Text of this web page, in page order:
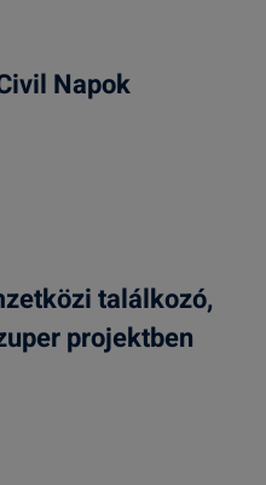
Napok
találkozó,
projektben